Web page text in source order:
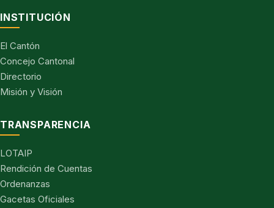
INSTITUCIÓN
El Cantón
Concejo Cantonal
Directorio
Misión y Visión
TRANSPARENCIA
LOTAIP
Rendición de Cuentas
Ordenanzas
Gacetas Oficiales